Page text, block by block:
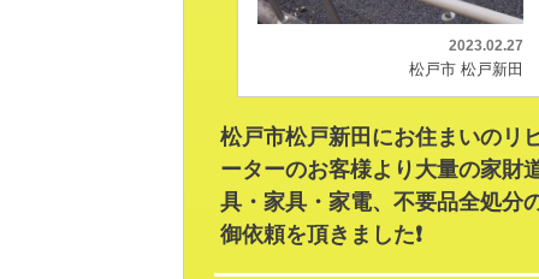
2023.02.27
松戸市 松戸新田
松戸市松戸新田にお住まいのリ
ーターのお客様より大量の家財
具・家具・家電、不要品全処分
御依頼を頂きました❗